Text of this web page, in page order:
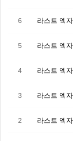
6 라스트 엑
5 라스트 엑
4 라스트 엑
3 라스트 엑
2 라스트 엑